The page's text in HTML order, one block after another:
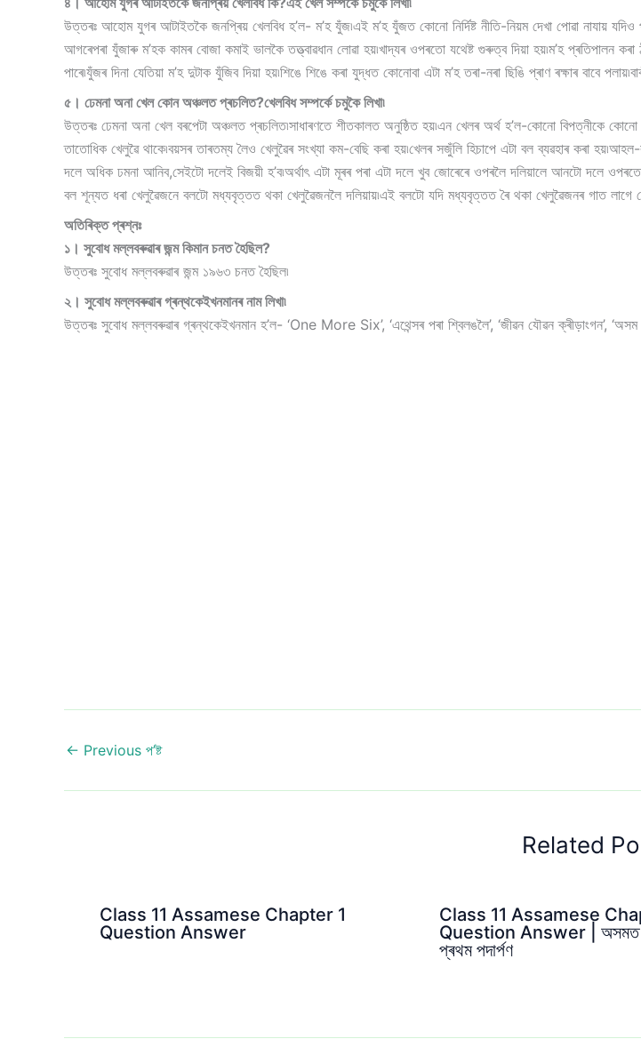
উত্তৰঃ আহোম যুগৰ আটাইতকৈ জনপ্ৰিয় খেলবিধ হ’ল- ম’হ যুঁজ৷এই ম’হ যুঁজত কোনো নিৰ্দিষ্ট নীতি-নিয়ম দেখা পোৱা নাযায়
আগৰেপৰা যুঁজাৰু ম’হক কামৰ বোজা কমাই ভালকৈ তত্ত্বাৱধান লোৱা হয়৷খাদ্যৰ ওপৰতো যথেষ্ট গুৰুত্ব দিয়া হয়৷ম’হ প্ৰতিপালন
পাৰে৷যুঁজৰ দিনা যেতিয়া ম’হ দুটাক যুঁজিব দিয়া হয়৷শিঙে শিঙে কৰা যুদ্ধত কোনোবা এটা ম’হ তৰা-নৰা ছিঙি প্ৰাণ ৰক্ষাৰ বাবে
৫। ঢেমনা অনা খেল কোন অঞ্চলত প্ৰচলিত?খেলবিধ সম্পৰ্কে চমুকৈ লিখা৷
উত্তৰঃ ঢেমনা অনা খেল বৰপেটা অঞ্চলত প্ৰচলিত৷সাধাৰণতে শীতকালত অনুষ্ঠিত হয়৷এন খেলৰ অৰ্থ হ’ল-কোনো বিপত্নীকে
তাতোধিক খেলুৱৈ থাকে৷বয়সৰ তাৰতম্য লৈও খেলুৱৈৰ সংখ্যা কম-বেছি কৰা হয়৷খেলৰ সজুঁলি হিচাপে এটা বল ব্যৱহাৰ কৰা
দলে অধিক ঢমনা আনিব,সেইটো দলেই বিজয়ী হ’ব৷অৰ্থাৎ এটা মূৰৰ পৰা এটা দলে খুব জোৰেৰে ওপৰলৈ দলিয়ালে আনটো দলে
বল শূন্যত ধৰা খেলুৱৈজনে বলটো মধ্যবৃত্তত থকা খেলুৱৈজনলৈ দলিয়ায়৷এই বলটো যদি মধ্যবৃত্তত ৰৈ থকা খেলুৱৈজনৰ গাত লাগে
অতিৰিক্ত প্ৰশ্নঃ
১। সুবোধ মল্লবৰুৱাৰ জন্ম কিমান চনত হৈছিল?
উত্তৰঃ সুবোধ মল্লবৰুৱাৰ জন্ম ১৯৬৩ চনত হৈছিল৷
২। সুবোধ মল্লবৰুৱাৰ গ্ৰন্থকেইখনমানৰ নাম লিখা৷
উত্তৰঃ সুবোধ মল্লবৰুৱাৰ গ্ৰন্থকেইখনমান হ’ল- ‘One More Six’, ‘এথেন্সৰ পৰা শ্বিলঙলৈ’, ‘জীৱন যৌৱন ক্ৰীড়াংগন’, ‘অসম
← Previous প’ষ্ট
Related
Class 11 Assamese Chapter 1
Question Answer
Class 11 Assamese
Question Answer | অসমত
প্ৰথম পদাৰ্পণ